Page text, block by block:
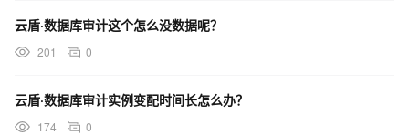
云盾·数据库审计这个怎么没数据呢？
201 0
云盾·数据库审计实例变配时间长怎么办？
174 0